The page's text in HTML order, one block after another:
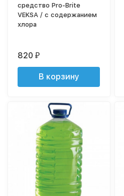
средство Pro-Brite
VEKSA / с содержанием
хлора
820₽
В корзину